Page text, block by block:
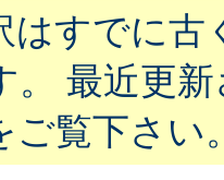
はすでに古
。 最近更
ご覧下さい